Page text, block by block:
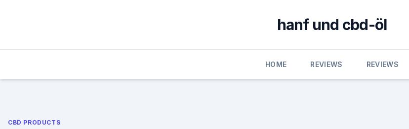
hanf und cbd-öl
HOME REVIEWS REVIEWS
CBD PRODUCTS